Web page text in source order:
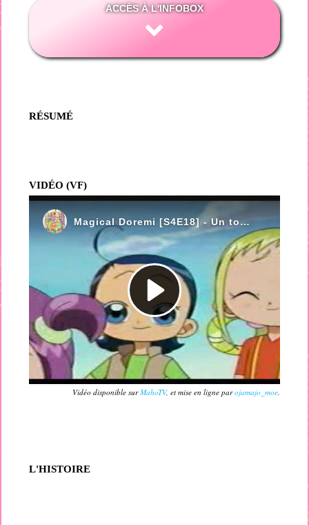
ACCÈS À L'INFOBOX
RÉSUMÉ
VIDÉO (VF)
Vidéo disponible surMahoTV, et mise en ligne parojamajo_moe.
L'HISTOIRE